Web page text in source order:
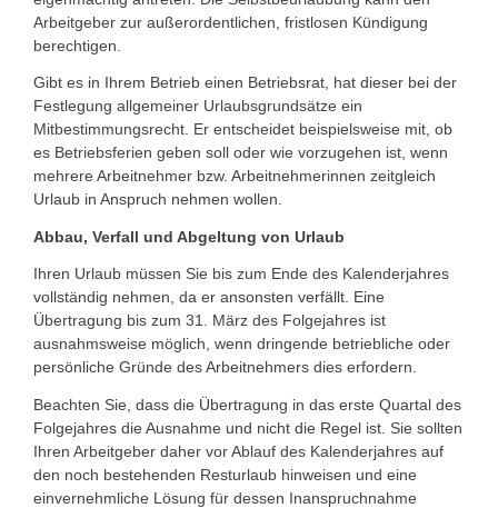
Arbeitgeber zur außerordentlichen, fristlosen Kündigung
berechtigen.
Gibt es in Ihrem Betrieb einen Betriebsrat, hat dieser bei der
Festlegung allgemeiner Urlaubsgrundsätze ein
Mitbestimmungsrecht. Er entscheidet beispielsweise mit, ob
es Betriebsferien geben soll oder wie vorzugehen ist, wenn
mehrere Arbeitnehmer bzw. Arbeitnehmerinnen zeitgleich
Urlaub in Anspruch nehmen wollen.
Abbau, Verfall und Abgeltung von Urlaub
Ihren Urlaub müssen Sie bis zum Ende des Kalenderjahres
vollständig nehmen, da er ansonsten verfällt. Eine
Übertragung bis zum 31. März des Folgejahres ist
ausnahmsweise möglich, wenn dringende betriebliche oder
persönliche Gründe des Arbeitnehmers dies erfordern.
Beachten Sie, dass die Übertragung in das erste Quartal des
Folgejahres die Ausnahme und nicht die Regel ist. Sie sollten
Ihren Arbeitgeber daher vor Ablauf des Kalenderjahres auf
den noch bestehenden Resturlaub hinweisen und eine
einvernehmliche Lösung für dessen Inanspruchnahme